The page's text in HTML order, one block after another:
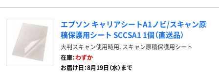
エプソン キャリアシートA1ノビ/スキャン原
稿保護用シート SCCSA1 1個（直送品）
大判スキャン使用時用、スキャン原稿保護用シート
在庫：わずか
お届け日：8月19日（水）まで